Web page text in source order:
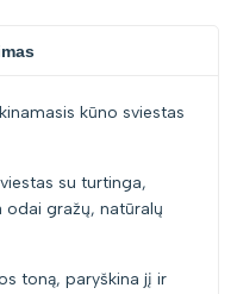
kūno sviestas
su turtinga,
odai gražų, natūralų
toną, paryškina jį ir